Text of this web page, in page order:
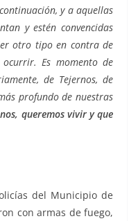
y a aquellas
y estén convencidas
otro tipo en contra de
Es momento de
de Tejernos, de
profundo de nuestras
queremos vivir y que
del Municipio de
con armas de fuego,